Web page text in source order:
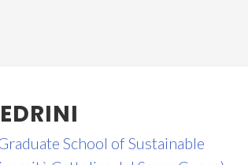
School of Sustainable